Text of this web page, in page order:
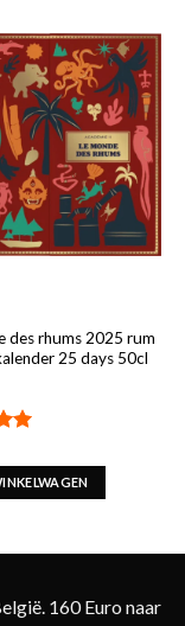
des rhums 2025 rum
25 days 50cl
5
160 Euro naar